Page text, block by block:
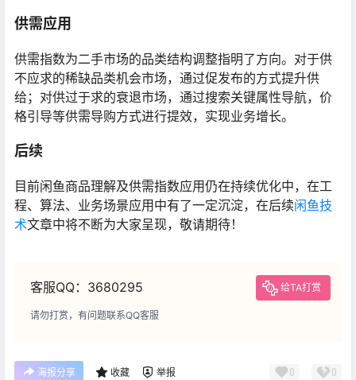
供需应用
供需指数为二手市场的品类结构调整指明了方向。对于供
不应求的稀缺品类机会市场，通过促发布的方式提升供
给；对供过于求的衰退市场，通过搜索关键属性导航，价
格引导等供需导购方式进行提效，实现业务增长。
后续
目前闲鱼商品理解及供需指数应用仍在持续优化中，在工
程、算法、业务场景应用中有了一定沉淀，在后续闲鱼技
术文章中将不断为大家呈现，敬请期待！
客服QQ：3680295 给TA打赏
请勿打赏，有问题联系QQ客服
海报分享 收藏 举报 0 0